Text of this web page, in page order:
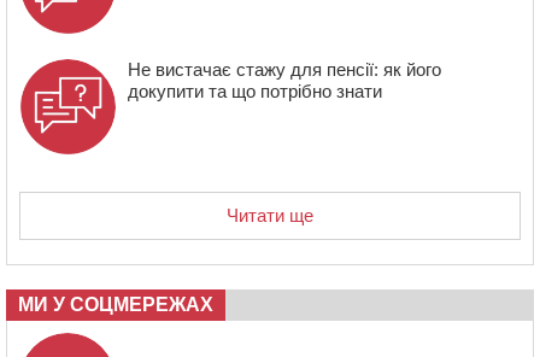
Не вистачає стажу для пенсії: як його
докупити та що потрібно знати
Читати ще
МИ У СОЦМЕРЕЖАХ